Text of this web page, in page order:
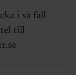
i så fall
till